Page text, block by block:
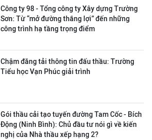
Công ty 98 - Tổng công ty Xây dựng Trường
Sơn: Từ “mở đường thắng lợi” đến những
công trình hạ tầng trọng điểm
Chậm đăng tải thông tin đấu thầu: Trường
Tiểu học Vạn Phúc giải trình
Gói thầu cải tạo tuyến đường Tam Cốc - Bích
Động (Ninh Bình): Chủ đầu tư nói gì về kiến
nghị của Nhà thầu xếp hạng 2?